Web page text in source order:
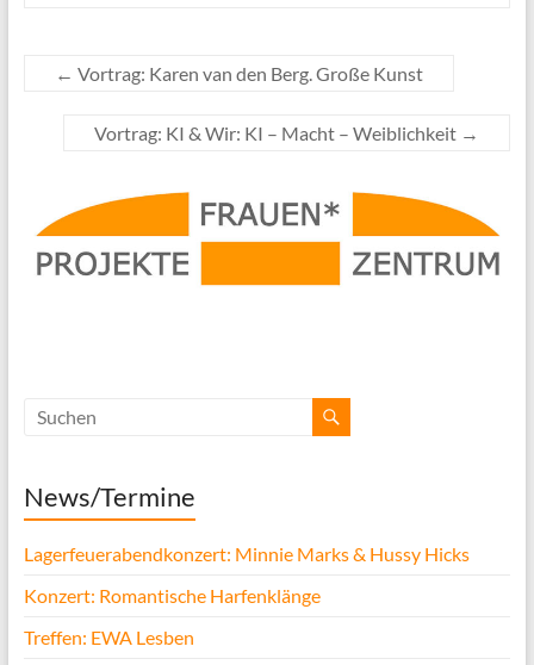
← Vortrag: Karen van den Berg. Große Kunst
Vortrag: KI & Wir: KI – Macht – Weiblichkeit →
News/Termine
Lagerfeuerabendkonzert: Minnie Marks & Hussy Hicks
Konzert: Romantische Harfenklänge
Treffen: EWA Lesben